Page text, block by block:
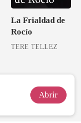
La Frialdad de
Rocío
TERE TELLEZ
Abrir